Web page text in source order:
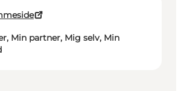
Min partner, Mig selv, Min